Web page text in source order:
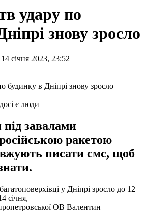
удару по
знову зросло
січня 2023, 23:52
є люди
завалами
ракетою
писати смс, щоб
у Дніпрі зросло до 12
січня,
ОВ Валентин